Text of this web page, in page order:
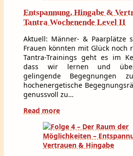
Entspannung, Hingabe &
Tantra Wochenende Level II
Aktuell: Männer- & Paarplätze
Frauen könnten mit Glück noch
Tantra-Trainings geht es im
dass wir lernen und
gelingende Begegnungen
hochenergetische
genussvoll zu…
Read more